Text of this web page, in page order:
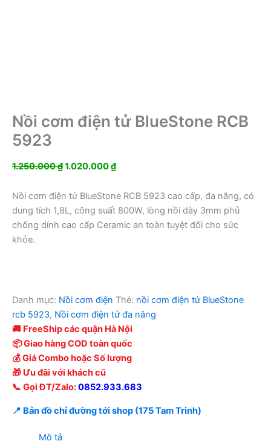
Nồi cơm điện tử BlueStone RCB
5923
1.250.000₫Giá
là:
1.250.000 ₫.
1.020.000₫Giá
tại
là:
1.020.000 ₫.
Nồi cơm điện tử BlueStone RCB 5923 cao cấp, đa năng, có
dung tích 1,8L, công suất 800W, lòng nồi dày 3mm phủ
chống dính cao cấp Ceramic an toàn tuyệt đối cho sức
khỏe.
Danh mục: Nồi cơm điện Thẻ: nồi cơm điện tử BlueStone
rcb 5923, Nồi cơm điện tử đa năng
🚚 FreeShip các quận Hà Nội
📦 Giao hàng COD toàn quốc
💰 Giá Combo hoặc Số lượng
🎁 Ưu đãi với khách cũ
📞 Gọi ĐT/Zalo:0852.933.683
📍 Bản đồ chỉ đường tới shop (175 Tam Trinh)
Mô tả